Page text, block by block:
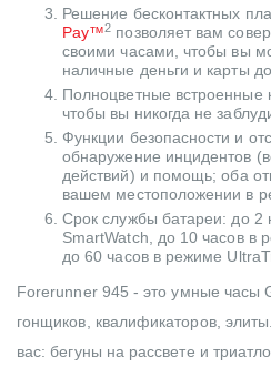
Решение бесконтактных
Pay™2 позволяет вам
своими часами, чтобы вы
наличные деньги и карты
Полноцветные встроенные
чтобы вы никогда не
Функции безопасности и
обнаружение инцидентов
действий) и помощь; оба
вашем местоположении в
Срок службы батареи: до 2
SmartWatch, до 10 часов в
до 60 часов в режиме
Forerunner 945 - это умные часы
гонщиков, квалификаторов,
вас: бегуны на рассвете и